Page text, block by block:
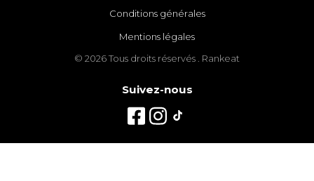
Conditions générales
Mentions légales
© 2026 Tous droits réservés . Rankeat
Suivez-nous